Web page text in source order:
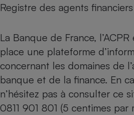
Registre des agents
La Banque de France,
place une plateforme
concernant les domaines de
banque et de la finance. En
n’hésitez pas à consulter ce
0811 901 801 (5 centimes